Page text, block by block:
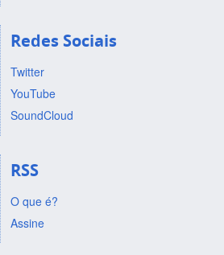
Redes Sociais
Twitter
YouTube
SoundCloud
RSS
O que é?
Assine